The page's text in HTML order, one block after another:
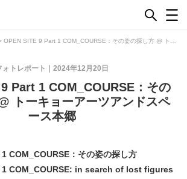
OPEN SITE 9 Part 1 COM_COURSE：その姿の探し方 @ トー
2024年12月20日
ォトレポート
Part 1 COM_COURSE：その
トーキョーアーツアンドスペ
ース本郷
COM_COURSE：その姿の探し方
1 COM_COURSE: in search of lost figures